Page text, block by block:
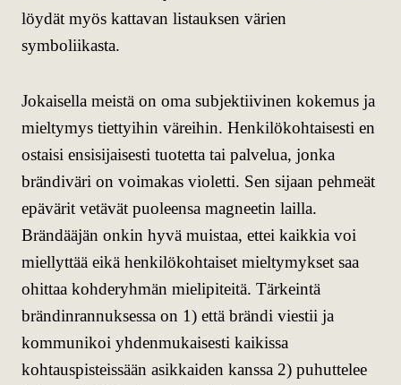
löydät myös kattavan listauksen värien
symboliikasta.
Jokaisella meistä on oma subjektiivinen kokemus ja
mieltymys tiettyihin väreihin. Henkilökohtaisesti en
ostaisi ensisijaisesti tuotetta tai palvelua, jonka
brändiväri on voimakas violetti. Sen sijaan pehmeät
epävärit vetävät puoleensa magneetin lailla.
Brändääjän onkin hyvä muistaa, ettei kaikkia voi
miellyttää eikä henkilökohtaiset mieltymykset saa
ohittaa kohderyhmän mielipiteitä. Tärkeintä
brändinrannuksessa on 1) että brändi viestii ja
kommunikoi yhdenmukaisesti kaikissa
kohtauspisteissään asikkaiden kanssa 2) puhuttelee